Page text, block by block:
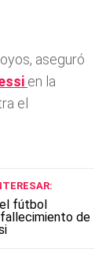
aseguró
en la
el
fútbol
de